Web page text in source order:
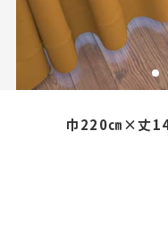
お見積り来店予
法人のお客様へ
巾220㎝×丈